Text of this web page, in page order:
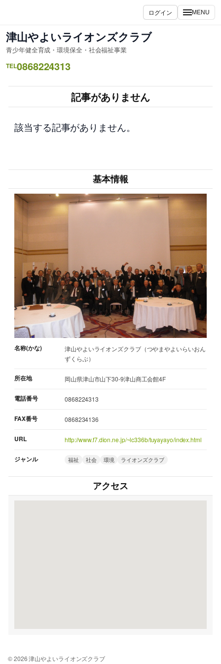
を
ス
キ
ッ
ログイン MENU
津山やよいライオンズクラブ
青少年健全育成・環境保全・社会福祉事業
TEL0868224313
記事がありません
該当する記事がありません。
基本情報
名称(かな)
津山やよいライオンズクラブ（つやまやよいらいおん
ずくらぶ）
所在地 岡山県津山市山下30-9津山商工会館4F
電話番号 0868224313
FAX番号 0868234136
URL http://www.f7.dion.ne.jp/~lc336b/tuyayayo/index.html
ジャンル 福祉 社会 環境 ライオンズクラブ
アクセス
© 2026 津山やよいライオンズクラブ